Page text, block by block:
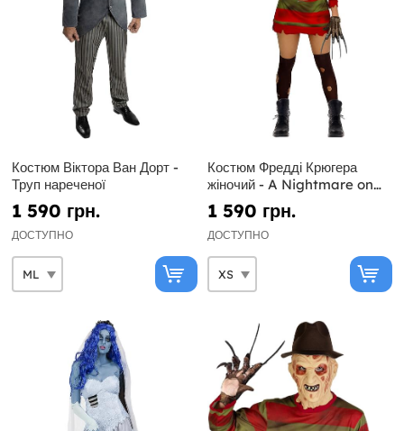
Костюм Віктора Ван Дорт -
Труп нареченої
1 590 грн.
ДОСТУПНО
Костюм Фредді Крюгера
жіночий - A Nightmare on
Elm Street
1 590 грн.
ДОСТУПНО